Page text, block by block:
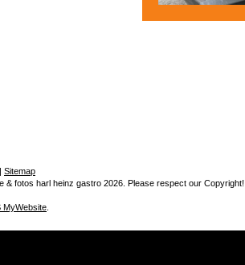
| Sitemap
& fotos harl heinz gastro 2026. Please respect our Copyright!
MyWebsite